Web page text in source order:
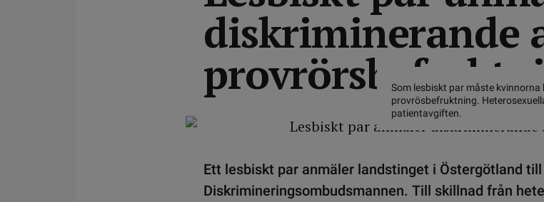
diskriminerande
Som lesbiskt par måste
provrösbefruktning.
patientavgiften.
Ett lesbiskt par anmäler landstinget i Östergötland till
Diskrimineringsombudsmannen. Till skillnad från